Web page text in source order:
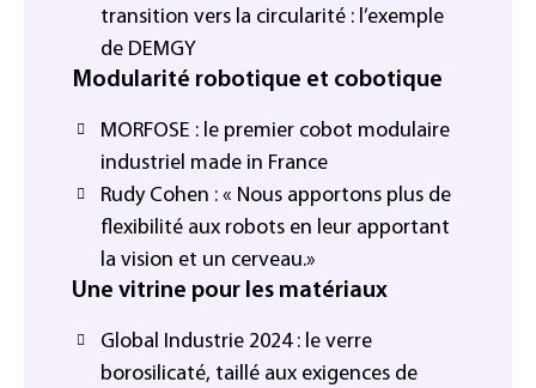
transition vers la circularité : l’exemple
de DEMGY
Modularité robotique et cobotique
MORFOSE : le premier cobot modulaire
industriel made in France
Rudy Cohen : « Nous apportons plus de
flexibilité aux robots en leur apportant
la vision et un cerveau.»
Une vitrine pour les matériaux
Global Industrie 2024 : le verre
borosilicaté, taillé aux exigences de